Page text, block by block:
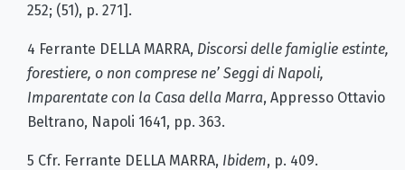
252; (51), p. 271].
4 Ferrante DELLA MARRA, Discorsi delle famiglie estinte,
forestiere, o non comprese ne’ Seggi di Napoli,
Imparentate con la Casa della Marra, Appresso Ottavio
Beltrano, Napoli 1641, pp. 363.
5 Cfr. Ferrante DELLA MARRA, Ibidem, p. 409.